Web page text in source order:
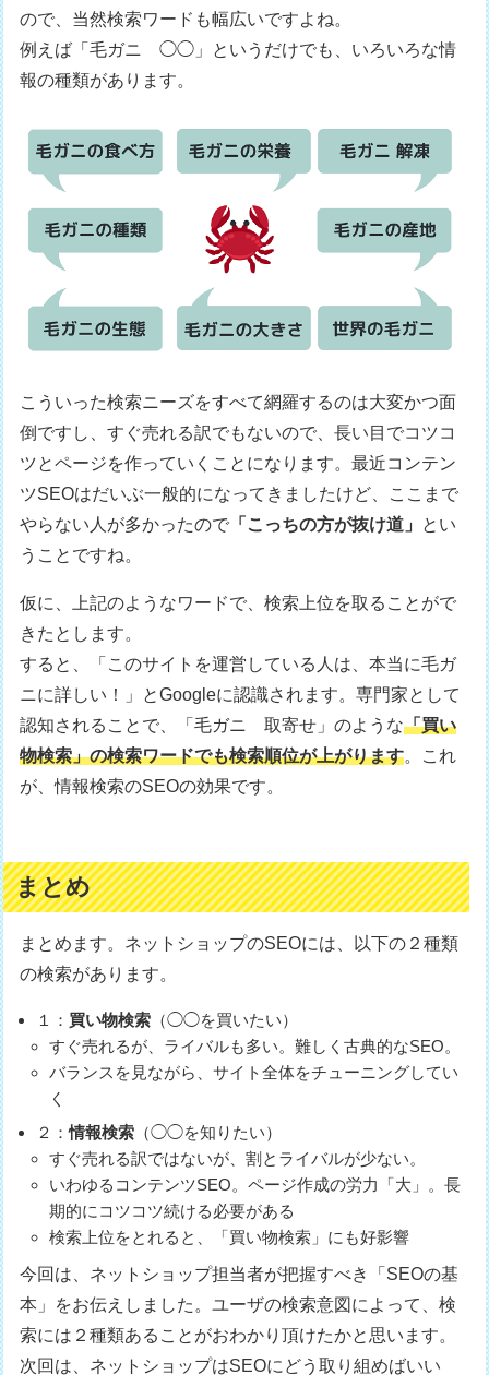
ので、当然検索ワードも幅広いですよね。
例えば「毛ガニ ◯◯」というだけでも、いろいろな情
報の種類があります。
こういった検索ニーズをすべて網羅するのは大変かつ面
倒ですし、すぐ売れる訳でもないので、長い目でコツコ
ツとページを作っていくことになります。最近コンテン
ツSEOはだいぶ一般的になってきましたけど、ここまで
やらない人が多かったので 「こっちの方が抜け道」 とい
うことですね。
仮に、上記のようなワードで、検索上位を取ることがで
きたとします。
すると、「このサイトを運営している人は、本当に毛ガ
ニに詳しい！」とGoogleに認識されます。専門家として
認知されることで、「毛ガニ 取寄せ」のような「買い
物検索」の検索ワードでも検索順位が上がります。これ
が、情報検索のSEOの効果です。
まとめ
まとめます。ネットショップのSEOには、以下の２種類
の検索があります。
１： 買い物検索 （◯◯を買いたい）
すぐ売れるが、ライバルも多い。難しく古典的なSEO。
バランスを見ながら、サイト全体をチューニングしてい
く
２：情報検索 （◯◯を知りたい）
すぐ売れる訳ではないが、割とライバルが少ない。
いわゆるコンテンツSEO。ページ作成の労力「大」。長
期的にコツコツ続ける必要がある
検索上位をとれると、「買い物検索」にも好影響
今回は、ネットショップ担当者が把握すべき「SEOの基
本」をお伝えしました。ユーザの検索意図によって、検
索には２種類あることがおわかり頂けたかと思います。
次回は、ネットショップはSEOにどう取り組めばいい